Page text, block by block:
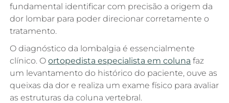
fundamental identificar com precisão a origem da
dor lombar para poder direcionar corretamente o
tratamento.
O diagnóstico da lombalgia é essencialmente
clínico. Oortopedista especialista em coluna faz
um levantamento do histórico do paciente, ouve as
queixas da dor e realiza um exame físico para avaliar
as estruturas da coluna vertebral.